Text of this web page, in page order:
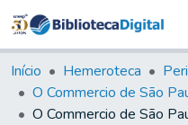
&
Início Hemeroteca
O Commercio de São